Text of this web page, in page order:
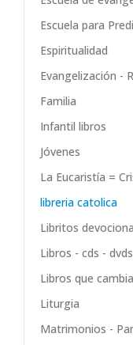
Escuela para
Espiritualidad
Evangelización -
Familia
Infantil libros
Jóvenes
La Eucaristía =
libreria catolica
Libritos
Libros - cds -
Libros que
Liturgia
Matrimonios -